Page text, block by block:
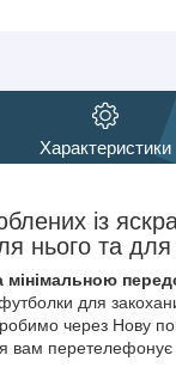
Характеристики
із
нього та
для
робимо через
вам